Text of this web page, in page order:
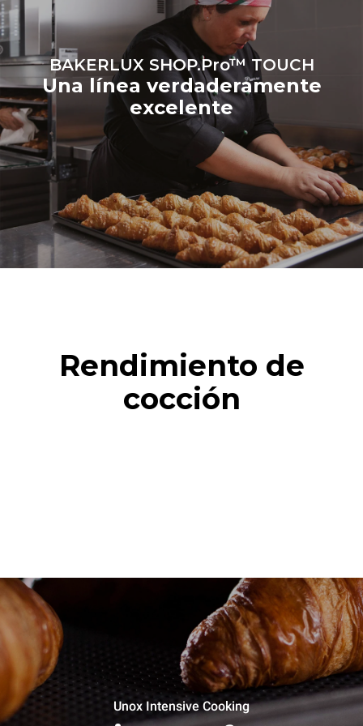
renovables.
Greenhouse
Gas Protocol
BAKERLUX SHOP.Pro™ TOUCH
Una línea verdaderamente
excelente
Rendimiento de
cocción
Unox Intensive Cooking